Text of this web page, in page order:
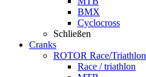
BMX
Cyclocross
Schließen
Cranks
ROTOR Race/Triathlon
Race / triathlon